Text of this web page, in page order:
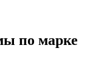
по марке